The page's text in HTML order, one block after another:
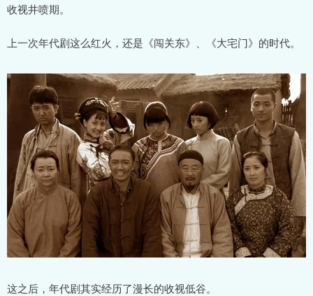
收视井喷期。
上一次年代剧这么红火，还是《闯关东》、《大宅门》的时代。
这之后，年代剧其实经历了漫长的收视低谷。